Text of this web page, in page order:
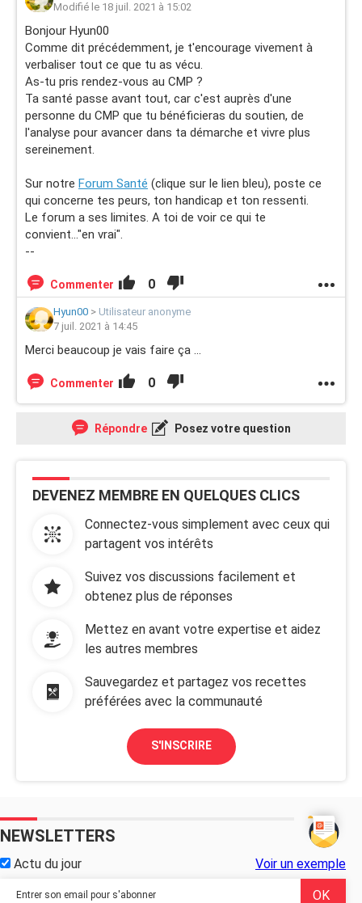
Modifié le 18 juil. 2021 à 15:02
Bonjour Hyun00
Comme dit précédemment, je t'encourage vivement à
verbaliser tout ce que tu as vécu.
As-tu pris rendez-vous au CMP ?
Ta santé passe avant tout, car c'est auprès d'une
personne du CMP que tu bénéficieras du soutien, de
l'analyse pour avancer dans ta démarche et vivre plus
sereinement.
Sur notre Forum Santé (clique sur le lien bleu), poste ce
qui concerne tes peurs, ton handicap et ton ressenti.
Le forum a ses limites. A toi de voir ce qui te
convient..."en vrai".
--
Commenter 0
Hyun00 > Utilisateur anonyme
7 juil. 2021 à 14:45
Merci beaucoup je vais faire ça ...
Commenter 0
Répondre Posez votre question
DEVENEZ MEMBRE EN QUELQUES CLICS
Connectez-vous simplement avec ceux qui
partagent vos intérêts
Suivez vos discussions facilement et
obtenez plus de réponses
Mettez en avant votre expertise et aidez
les autres membres
Sauvegardez et partagez vos recettes
préférées avec la communauté
S'INSCRIRE
NEWSLETTERS
Actu du jour Voir un exemple